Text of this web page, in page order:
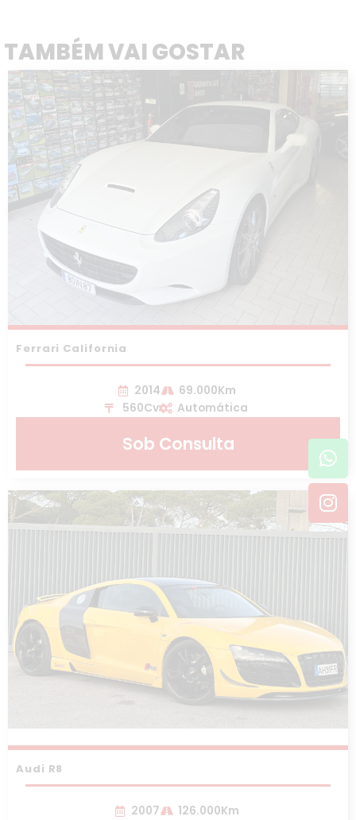
TAMBÉM VAI GOSTAR
Ferrari California
2014
69.000Km
560Cv
Automática
Sob Consulta
Audi R8
2007
126.000Km